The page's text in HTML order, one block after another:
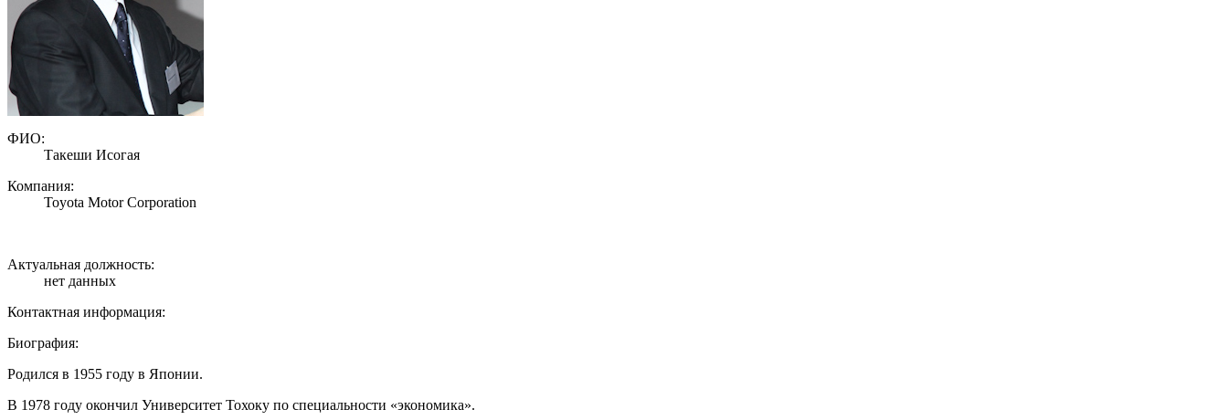
ФИО:
Такеши Исогая
Компания:
Toyota Motor Corporation
Актуальная должность:
нет данных
Контактная информация:
Биография:
Родился в 1955 году в Японии.
В 1978 году окончил Университет Тохоку по специальности «экономика».